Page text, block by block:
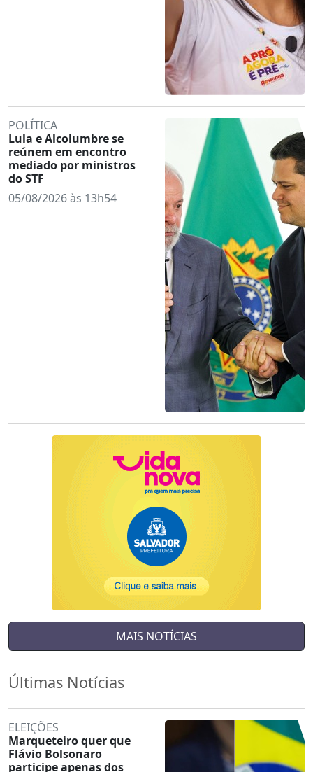
POLÍTICA
Lula e Alcolumbre se
reúnem em encontro
mediado por ministros
do STF
05/08/2026 às 13h54
MAIS NOTÍCIAS
Últimas Notícias
ELEIÇÕES
Marqueteiro quer que
Flávio Bolsonaro
participe apenas dos